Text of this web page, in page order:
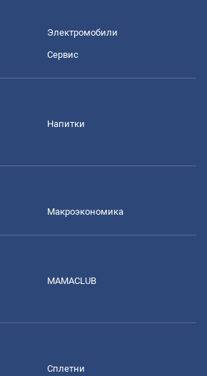
Электромобили
Сервис
Напитки
Mакроэкономика
MAMACLUB
Сплетни